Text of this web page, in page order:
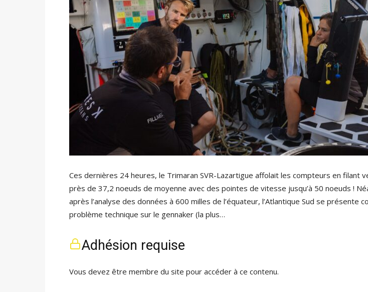
Ces dernières 24 heures, le Trimaran SVR-Lazartigue affolait les compteurs en filant
près de 37,2 noeuds de moyenne avec des pointes de vitesse jusqu’à 50 noeuds !
après l’analyse des données à 600 milles de l’équateur, l’Atlantique Sud se présente
problème technique sur le gennaker (la plus…
Adhésion requise
Vous devez être membre du site pour accéder à ce contenu.